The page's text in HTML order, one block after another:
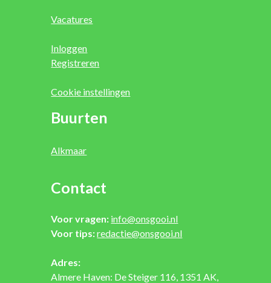
Vacatures
Inloggen
Registreren
Cookie instellingen
Buurten
Alkmaar
Contact
Voor vragen: info@onsgooi.nl
Voor tips:redactie@onsgooi.nl
Adres:
Almere Haven: De Steiger 116, 1351 AK,